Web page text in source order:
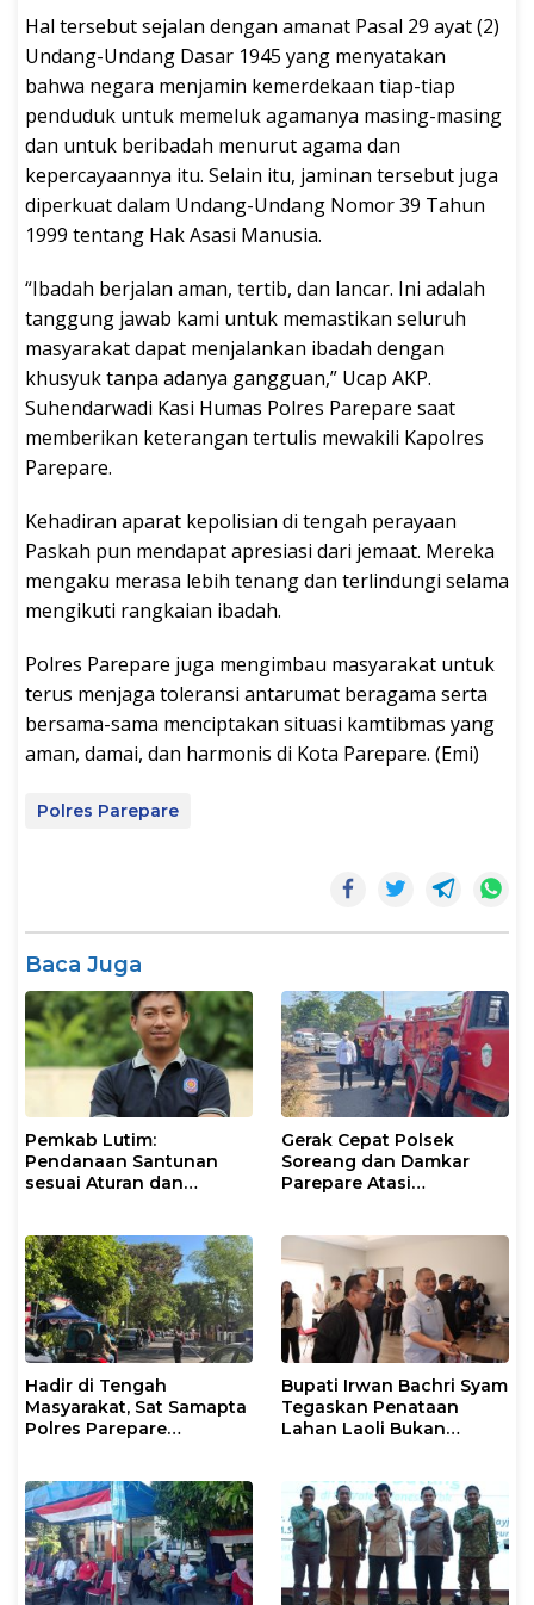
Hal tersebut sejalan dengan amanat Pasal 29 ayat (2)
Undang-Undang Dasar 1945 yang menyatakan
bahwa negara menjamin kemerdekaan tiap-tiap
penduduk untuk memeluk agamanya masing-masing
dan untuk beribadah menurut agama dan
kepercayaannya itu. Selain itu, jaminan tersebut juga
diperkuat dalam Undang-Undang Nomor 39 Tahun
1999 tentang Hak Asasi Manusia.
“Ibadah berjalan aman, tertib, dan lancar. Ini adalah
tanggung jawab kami untuk memastikan seluruh
masyarakat dapat menjalankan ibadah dengan
khusyuk tanpa adanya gangguan,” Ucap AKP.
Suhendarwadi Kasi Humas Polres Parepare saat
memberikan keterangan tertulis mewakili Kapolres
Parepare.
Kehadiran aparat kepolisian di tengah perayaan
Paskah pun mendapat apresiasi dari jemaat. Mereka
mengaku merasa lebih tenang dan terlindungi selama
mengikuti rangkaian ibadah.
Polres Parepare juga mengimbau masyarakat untuk
terus menjaga toleransi antarumat beragama serta
bersama-sama menciptakan situasi kamtibmas yang
aman, damai, dan harmonis di Kota Parepare. (Emi)
Polres Parepare
Baca Juga
Pemkab Lutim:
Pendanaan Santunan
sesuai Aturan dan
Gerak Cepat Polsek
Soreang dan Damkar
Parepare Atasi
Hadir di Tengah
Masyarakat, Sat Samapta
Polres Parepare
Bupati Irwan Bachri Syam
Tegaskan Penataan
Lahan Laoli Bukan